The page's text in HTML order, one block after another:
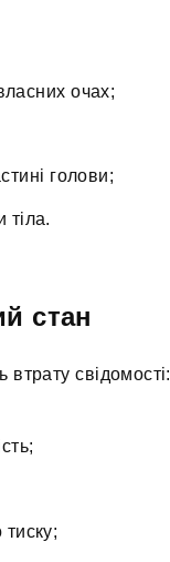
очах;
голови;
тіла.
стан
свідомості: